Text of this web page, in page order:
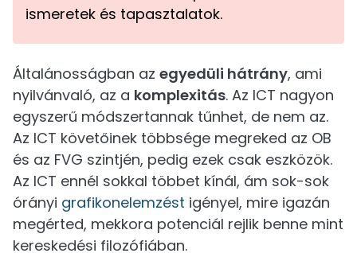
ismeretek és tapasztalatok.
Általánosságban az egyedüli hátrány, ami
nyilvánvaló, az a komplexitás. Az ICT nagyon
egyszerű módszertannak tűnhet, de nem az.
Az ICT követőinek többsége megreked az OB
és az FVG szintjén, pedig ezek csak eszközök.
Az ICT ennél sokkal többet kínál, ám sok-sok
órányi grafikonelemzést igényel, mire igazán
megérted, mekkora potenciál rejlik benne mint
kereskedési filozófiában.